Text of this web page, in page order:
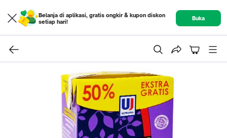
Belanja di aplikasi, gratis ongkir & kupon diskon
setiap hari!
Buka